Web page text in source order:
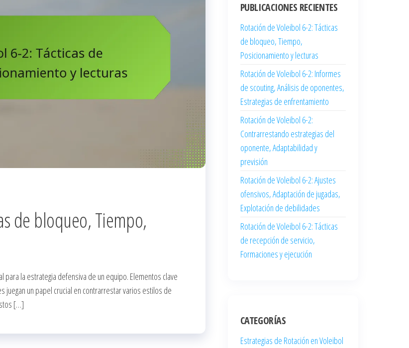
de bloqueo, Tiempo,
la estrategia defensiva de un equipo. Elementos clave
un papel crucial en contrarrestar varios estilos de
[…]
PUBLICACIONES RECIENTES
Rotación de Voleibol 6-2: Tácticas
de bloqueo, Tiempo,
Posicionamiento y lecturas
Rotación de Voleibol 6-2: Informes
de scouting, Análisis de oponentes,
Estrategias de enfrentamiento
Rotación de Voleibol 6-2:
Contrarrestando estrategias del
oponente, Adaptabilidad y
previsión
Rotación de Voleibol 6-2: Ajustes
ofensivos, Adaptación de jugadas,
Explotación de debilidades
Rotación de Voleibol 6-2: Tácticas
de recepción de servicio,
Formaciones y ejecución
CATEGORÍAS
Estrategias de Rotación en Voleibol